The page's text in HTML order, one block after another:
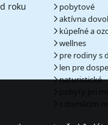
roku
pobytové
aktívna
kúpeľné a
wellnes
pre rodiny s
len pre
naturistické